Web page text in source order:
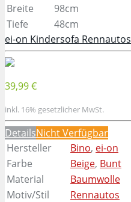
Breite
98cm
Tiefe
48cm
ei-on Kindersofa Rennautos
39,99 €
inkl. 16% gesetzlicher MwSt.
DetailsNicht Verfügbar
Hersteller
Bino, ei-on
Farbe
Beige, Bunt
Material
Baumwolle
Motiv/Stil
Rennautos